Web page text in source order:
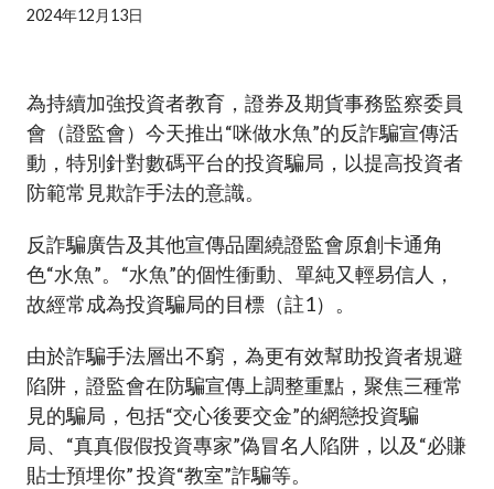
資料庫
加入本會
2024年12月13日
為持續加強投資者教育，證券及期貨事務監察委員
會（證監會）今天推出“咪做水魚”的反詐騙宣傳活
動，特別針對數碼平台的投資騙局，以提高投資者
防範常見欺詐手法的意識。
反詐騙廣告及其他宣傳品圍繞證監會原創卡通角
色“水魚”。“水魚”的個性衝動、單純又輕易信人，
故經常成為投資騙局的目標（註1）。
由於詐騙手法層出不窮，為更有效幫助投資者規避
陷阱，證監會在防騙宣傳上調整重點，聚焦三種常
見的騙局，包括“交心後要交金”的網戀投資騙
局、“真真假假投資專家”偽冒名人陷阱，以及“必賺
貼士預埋你” 投資“教室”詐騙等。